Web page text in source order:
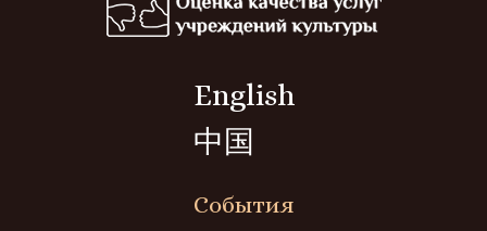
English
中国
События